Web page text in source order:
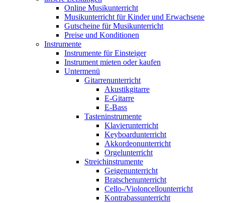
Online Musikunterricht
Musikunterricht für Kinder und Erwachsene
Gutscheine für Musikunterricht
Preise und Konditionen
Instrumente
Instrumente für Einsteiger
Instrument mieten oder kaufen
Untermenü
Gitarrenunterricht
Akustikgitarre
E-Gitarre
E-Bass
Tasteninstrumente
Klavierunterricht
Keyboardunterricht
Akkordeonunterricht
Orgelunterricht
Streichinstrumente
Geigenunterricht
Bratschenunterricht
Cello-/Violoncellounterricht
Kontrabassunterricht